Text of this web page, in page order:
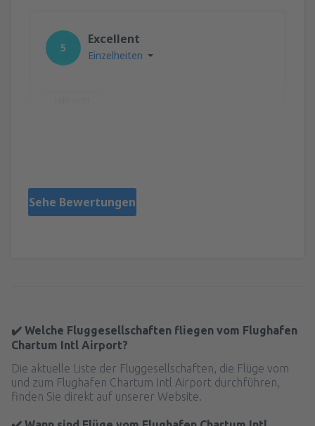
5
Excellent
Einzelheiten
Sehe Bewertungen
✔️ Welche Fluggesellschaften fliegen vom Flughafen
Chartum Intl Airport?
Die aktuelle Liste der Fluggesellschaften, die Flüge vom
und zum Flughafen Chartum Intl Airport durchführen,
finden Sie direkt auf unserer Website.